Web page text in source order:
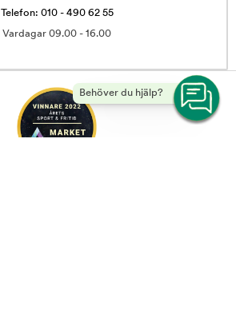
Behöver du hjälp?
Telefon: 010 - 490 62 55
Vardagar 09.00 - 16.00